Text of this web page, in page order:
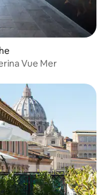
Vue Mer